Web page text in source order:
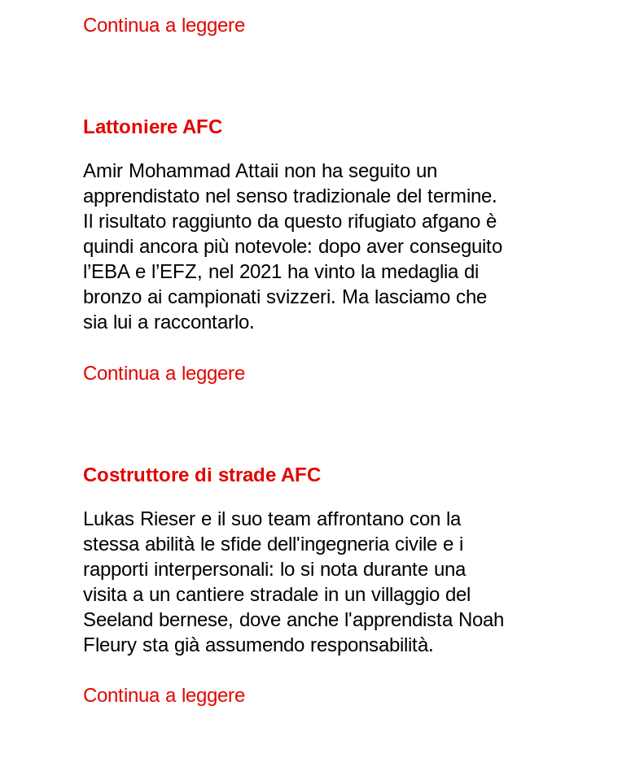
Continua a leggere
Lattoniere AFC
Amir Mohammad Attaii non ha seguito un
apprendistato nel senso tradizionale del termine.
Il risultato raggiunto da questo rifugiato afgano è
quindi ancora più notevole: dopo aver conseguito
l’EBA e l’EFZ, nel 2021 ha vinto la medaglia di
bronzo ai campionati svizzeri. Ma lasciamo che
sia lui a raccontarlo.
Continua a leggere
Costruttore di strade AFC
Lukas Rieser e il suo team affrontano con la
stessa abilità le sfide dell'ingegneria civile e i
rapporti interpersonali: lo si nota durante una
visita a un cantiere stradale in un villaggio del
Seeland bernese, dove anche l'apprendista Noah
Fleury sta già assumendo responsabilità.
Continua a leggere